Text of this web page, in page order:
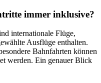
immer inklusive?
internationale Flüge,
Ausflüge enthalten.
Bahnfahrten können
werden. Ein genauer Blick